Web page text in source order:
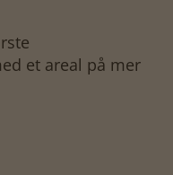
et areal på mer